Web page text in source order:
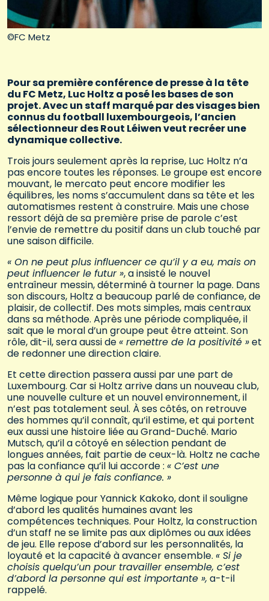
©FC Metz
Pour sa première conférence de presse à la tête
du FC Metz, Luc Holtz a posé les bases de son
projet. Avec un staff marqué par des visages bien
connus du football luxembourgeois, l’ancien
sélectionneur des Rout Léiwen veut recréer une
dynamique collective.
Trois jours seulement après la reprise, Luc Holtz n’a
pas encore toutes les réponses. Le groupe est encore
mouvant, le mercato peut encore modifier les
équilibres, les noms s’accumulent dans sa tête et les
automatismes restent à construire. Mais une chose
ressort déjà de sa première prise de parole c’est
l’envie de remettre du positif dans un club touché par
une saison difficile.
« On ne peut plus influencer ce qu’il y a eu, mais on
peut influencer le futur », a insisté le nouvel
entraîneur messin, déterminé à tourner la page. Dans
son discours, Holtz a beaucoup parlé de confiance, de
plaisir, de collectif. Des mots simples, mais centraux
dans sa méthode. Après une période compliquée, il
sait que le moral d’un groupe peut être atteint. Son
rôle, dit-il, sera aussi de« remettre de la positivité »et
de redonner une direction claire.
Et cette direction passera aussi par une part de
Luxembourg. Car si Holtz arrive dans un nouveau club,
une nouvelle culture et un nouvel environnement, il
n’est pas totalement seul. À ses côtés, on retrouve
des hommes qu’il connaît, qu’il estime, et qui portent
eux aussi une histoire liée au Grand-Duché. Mario
Mutsch, qu’il a côtoyé en sélection pendant de
longues années, fait partie de ceux-là. Holtz ne cache
pas la confiance qu’il lui accorde : « C’est une
personne à qui je fais confiance. »
Même logique pour Yannick Kakoko, dont il souligne
d’abord les qualités humaines avant les
compétences techniques. Pour Holtz, la construction
d’un staff ne se limite pas aux diplômes ou aux idées
de jeu. Elle repose d’abord sur les personnalités, la
loyauté et la capacité à avancer ensemble. « Si je
choisis quelqu’un pour travailler ensemble, c’est
d’abord la personne qui est importante », a-t-il
rappelé.